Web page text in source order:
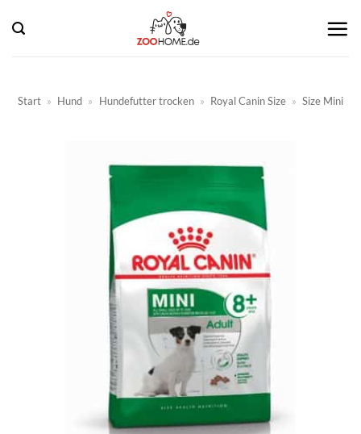
Inhalt
springen
Start » Hund » Hundefutter trocken » Royal Canin Size » Size Mini